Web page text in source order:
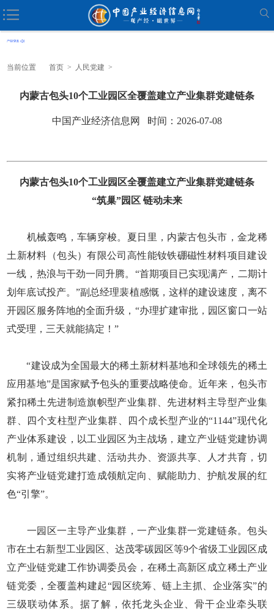
当前位置 首页 > 人民党建 >
内蒙古包头10个工业园区全覆盖建立产业集群党建链条
中国产业经济信息网 时间：2026-07-08
内蒙古包头10个工业园区全覆盖建立产业集群党建链条
“筑巢”园区 链动未来
机械轰鸣，车辆穿梭。夏日里，内蒙古包头市，金龙稀
土新材料（包头）有限公司高性能钕铁硼磁性材料项目建设
一线，热浪与干劲一同升腾。“首期项目已实现满产，二期计
划年底试投产。”副总经理裴植感慨，这样的建设速度，离不
开园区服务阵地的全面升级，“办理扩建审批，园区窗口一站
式受理，三天就能搞定！”
“建设成为全国最大的稀土新材料基地和全球领先的稀土
应用基地”是国家赋予包头的重要战略使命。近年来，包头市
紧扣稀土先进制造旗帜型产业集群、先进材料主导型产业集
群、四个支柱型产业集群、四个成长型产业的“1144”现代化
产业体系建设，以工业园区为主战场，建立产业链党建协调
机制，通过组织共建、活动共办、资源共享、人才共育，切
实将产业链党建打造成领航定向、赋能助力、护航发展的红
色“引擎”。
一园区一主导产业集群，一产业集群一党建链条。包头
市在土右新型工业园区、达茂零碳园区等9个省级工业园区成
立产业链党建工作协调委员会，在稀土高新区成立稀土产业
链党委，全覆盖构建起“园区统筹、链上主抓、企业落实”的
三级联动体系。据了解，依托龙头企业、骨干企业牵头联